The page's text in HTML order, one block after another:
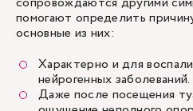
помогают определить
основные из них:
Характерно и для
нейрогенных заболеваний.
Даже после посещения